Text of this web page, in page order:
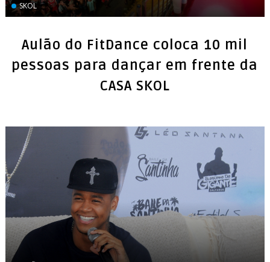
SKOL
Aulão do FitDance coloca 10 mil
pessoas para dançar em frente da
CASA SKOL